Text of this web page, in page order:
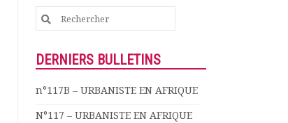
Search
for:
DERNIERS BULLETINS
n°117B – URBANISTE EN AFRIQUE
N°117 – URBANISTE EN AFRIQUE